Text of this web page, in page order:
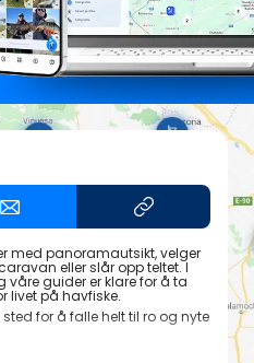
med panoramautsikt, velger
eller slår opp teltet. I
våre guider er klare for å ta
livet på havfiske.
for å falle helt til ro og nyte